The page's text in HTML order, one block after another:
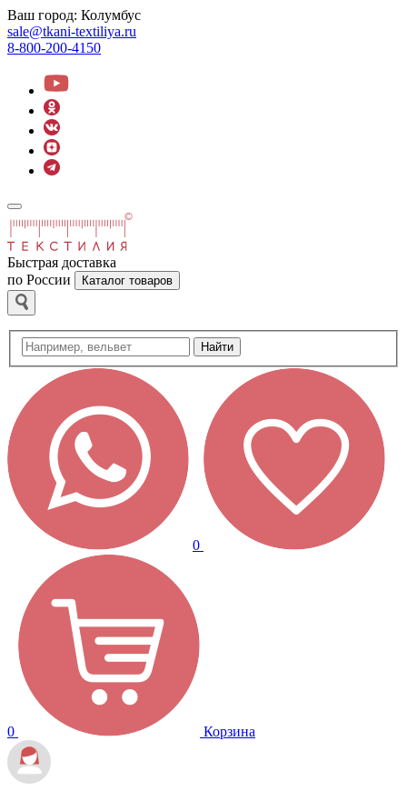
Ваш город: Колумбус
sale@tkani-textiliya.ru
8-800-200-4150
Быстрая доставка
по России
Каталог товаров
Найти
0
0 Корзина